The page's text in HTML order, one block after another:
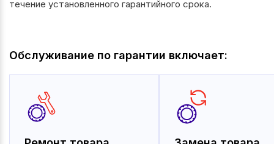
течение установленного гарантийного срока.
Обслуживание по гарантии включает: